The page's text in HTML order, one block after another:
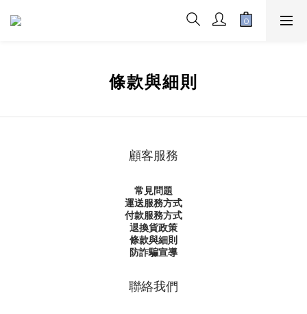
條款與細則
顧客服務
常見問題
運送服務方式
付款服務方式
退換貨政策
條款與細則
防詐騙宣導
聯絡我們